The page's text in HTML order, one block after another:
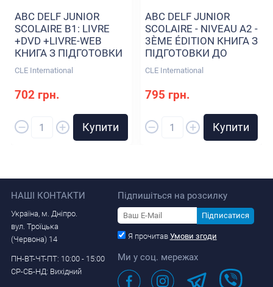
ABC DELF JUNIOR
SCOLAIRE B1: LIVRE
+DVD +LIVRE-WEB
КНИГА З ПІДГОТОВКИ
ДО ІСПИТІВ
CLE International
702 грн.
– + Купити
ABC DELF JUNIOR
SCOLAIRE - NIVEAU A2 -
3ÈME ÉDITION КНИГА З
ПІДГОТОВКИ ДО
ІСПИТІВ
CLE International
795 грн.
– + Купити
НАШІ КОНТАКТИ
Україна, м. Дніпро.
вул. Троїцька
(Червона) 14
ПН-ВТ-ЧТ-ПТ: 10:00 - 15:00
СР-СБ-НД: Вихідний
Підпишіться на розсилку
Підписатися
Я прочитав Умови згоди
Ми у соц. мережах